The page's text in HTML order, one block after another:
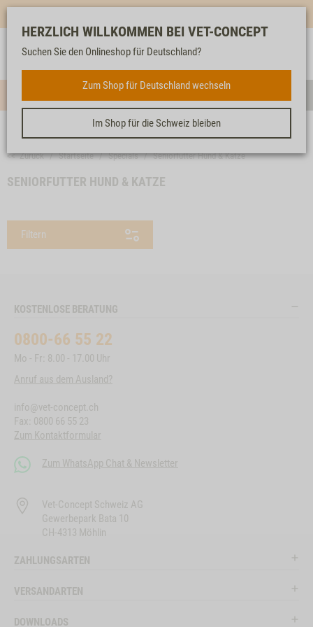
Service
HERZLICH WILLKOMMEN BEI VET-CONCEPT
Suchen Sie den Onlineshop für Deutschland?
Zum Shop für Deutschland wechseln
Im Shop für die Schweiz bleiben
<< Zurück Startseite Specials Seniorfutter Hund & Katze
SENIORFUTTER HUND & KATZE
Filtern
KOSTENLOSE BERATUNG
0800-66 55 22
Mo - Fr: 8.00 - 17.00 Uhr
Anruf aus dem Ausland?
info@vet-concept.ch
Fax: 0800 66 55 23
Zum Kontaktformular
Zum WhatsApp Chat & Newsletter
Vet-Concept Schweiz AG
Gewerbepark Bata 10
CH-4313 Möhlin
ZAHLUNGSARTEN
VERSANDARTEN
DOWNLOADS